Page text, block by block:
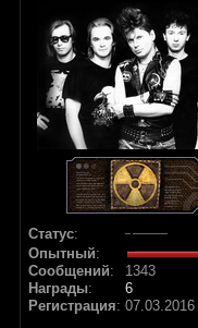
Статус:
Опытный:
Сообщений:
1343
Награды:
6
Регистрация: 07.03.2016